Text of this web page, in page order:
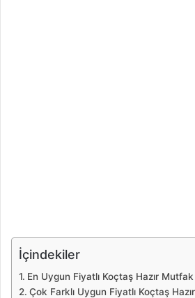
İçindekiler
En Uygun Fiyatlı Koçtaş Hazır
Çok Farklı Uygun Fiyatlı Koçtaş